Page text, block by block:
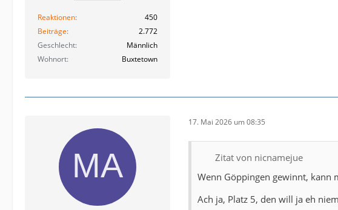
Reaktionen
450
Beiträge
2.772
Geschlecht
Männlich
Wohnort
Buxtetown
17. Mai 2026 um 08:35
Zitat von nicnamejue
Wenn Göppingen gewinnt, kann
Ach ja, Platz 5, den will ja eh